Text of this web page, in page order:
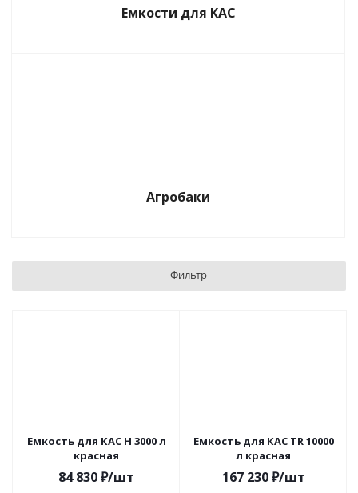
Емкости для КАС
Агробаки
Фильтр
Емкость для КАС H 3000 л
красная
84 830₽/шт
Емкость для КАС TR 10000
л красная
167 230₽/шт